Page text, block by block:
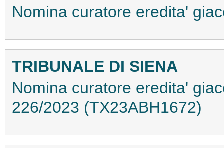
Nomina curatore eredita'
TRIBUNALE DI SIENA
Nomina curatore eredita'
226/2023 (TX23ABH1672)